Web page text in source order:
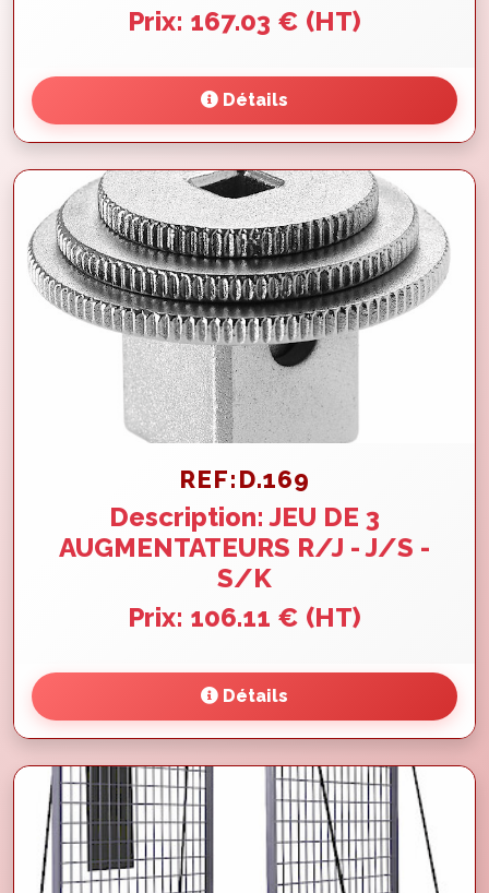
Prix: 167.03 € (HT)
Détails
REF:D.169
Description: JEU DE 3
AUGMENTATEURS R/J - J/S -
S/K
Prix: 106.11 € (HT)
Détails